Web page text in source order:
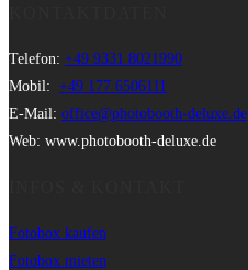
Telefon: +49 9331 8021990
Mobil: +49 177 6506111
E-Mail: office@photobooth-deluxe.de
Web: www.photobooth-deluxe.de
Fotobox kaufen
Fotobox mieten